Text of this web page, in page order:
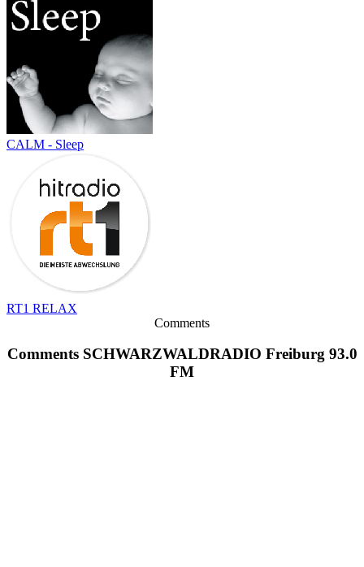
CALM - Sleep
RT1 RELAX
Comments
Comments SCHWARZWALDRADIO Freiburg 93.0
FM